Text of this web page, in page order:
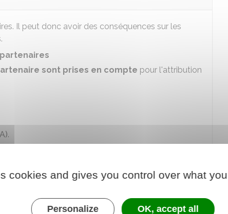
Il peut donc avoir des conséquences sur les
sont prises en compte pour l'attribution
.
à certaines allocations, notamment les
cookies and gives you control over what
Personalize OK, accept all